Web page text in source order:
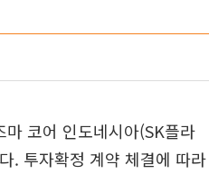
코어 인도네시아(SK플라
. 투자확정 계약 체결에 따라